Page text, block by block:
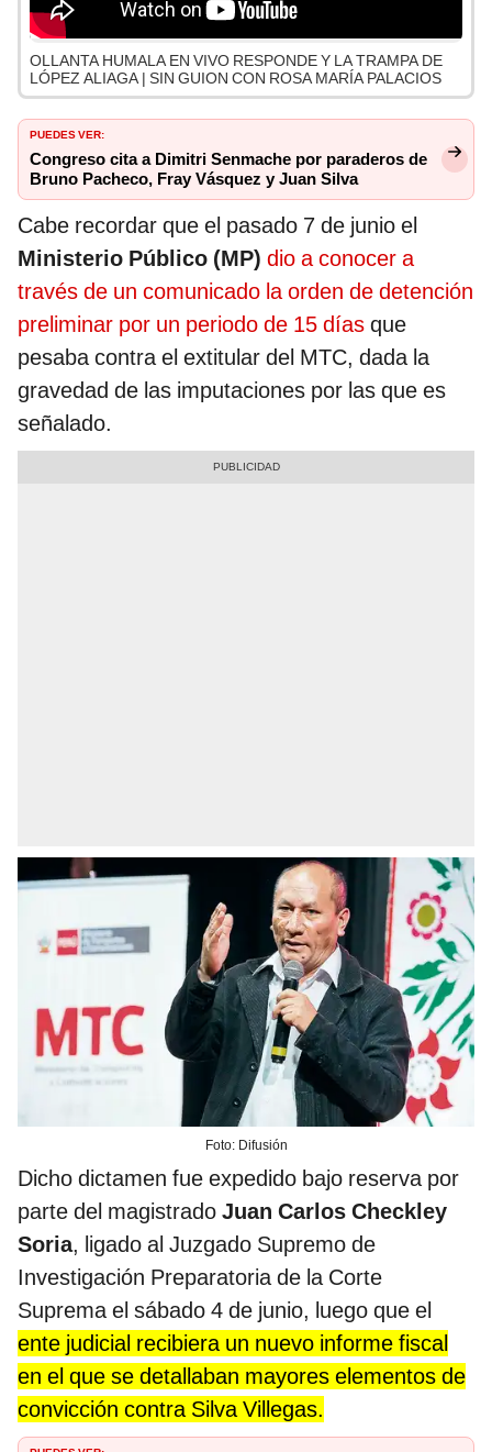
OLLANTA HUMALA EN VIVO RESPONDE Y LA TRAMPA DE
LÓPEZ ALIAGA | SIN GUION CON ROSA MARÍA PALACIOS
PUEDES VER:
Congreso cita a Dimitri Senmache por paraderos de
Bruno Pacheco, Fray Vásquez y Juan Silva
Cabe recordar que el pasado 7 de junio el
Ministerio Público (MP) dio a conocer a
través de un comunicado la orden de detención
preliminar por un periodo de 15 días que
pesaba contra el extitular del MTC, dada la
gravedad de las imputaciones por las que es
señalado.
Foto: Difusión
Dicho dictamen fue expedido bajo reserva por
parte del magistrado Juan Carlos Checkley
Soria, ligado al Juzgado Supremo de
Investigación Preparatoria de la Corte
Suprema el sábado 4 de junio, luego que el
ente judicial recibiera un nuevo informe fiscal
en el que se detallaban mayores elementos de
convicción contra Silva Villegas.